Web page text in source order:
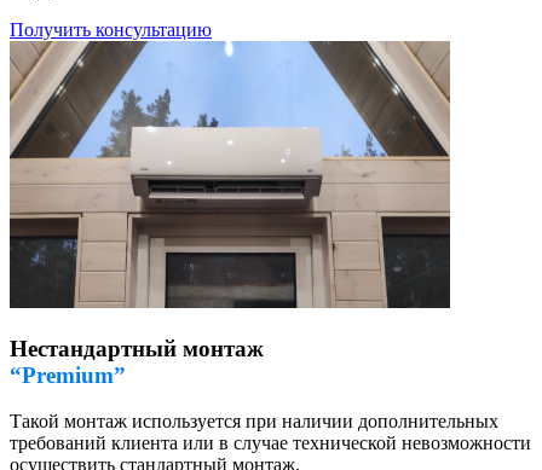
Получить консультацию
Нестандартный монтаж
“Premium”
Такой монтаж используется при наличии дополнительных
требований клиента или в случае технической невозможности
осуществить стандартный монтаж.